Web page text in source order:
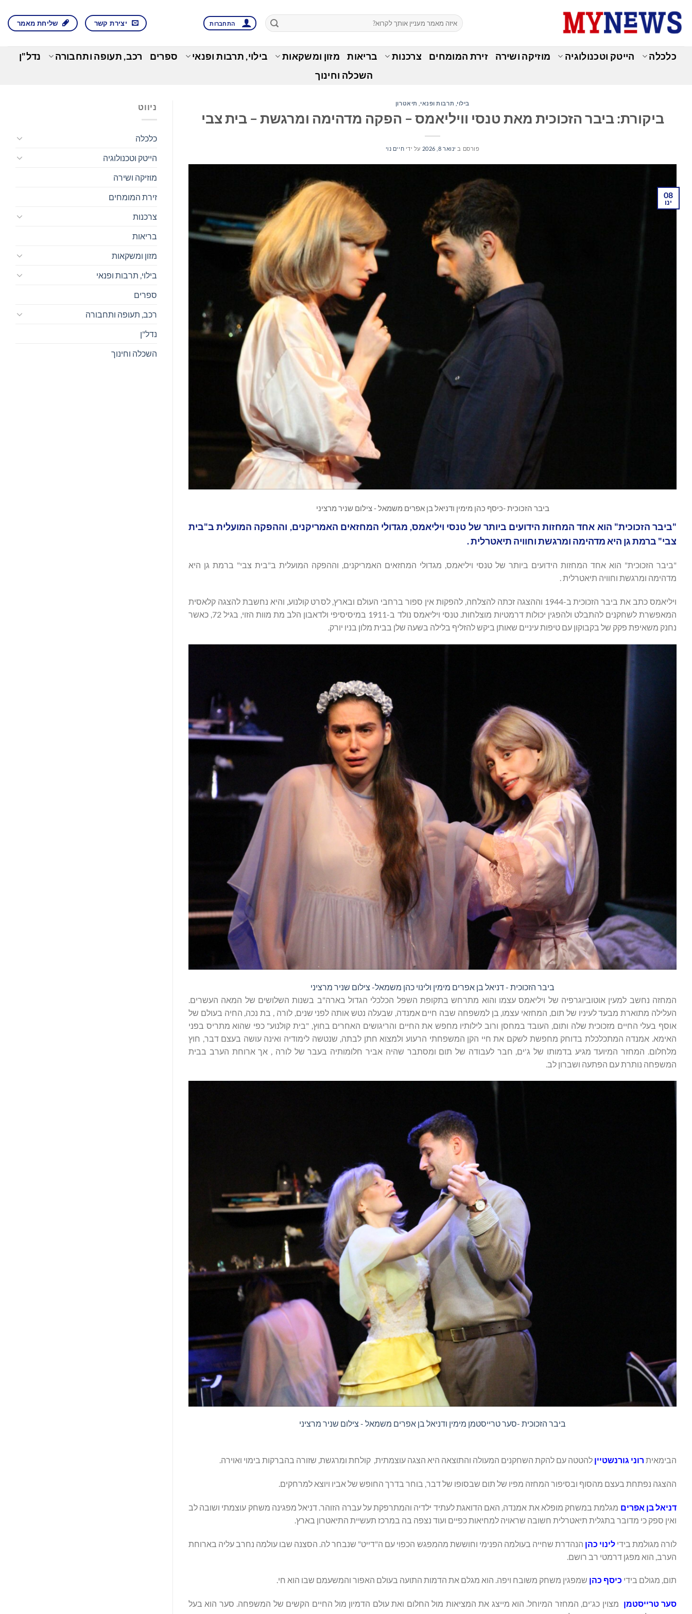
content
התחברות יצירת קשר שליחת מאמר
כלכלה הייטק וטכנולוגיה מוזיקה ושירה זירת המומחים צרכנות בריאות מזון ומשקאות בילוי, תרבות ופנאי ספרים רכב, תעופה ותחבורה
נדל"ן
השכלה וחינוך
בילוי, תרבות ופנאי תיאטרון
ביקורת: ביבר הזכוכית מאת טנסי וויליאמס – הפקה מדהימה ומרגשת – בית צבי
פורסם ב ינואר 8, 2026 על ידי חיים נוי
08
ינו
ביבר הזכוכית -כיסף כהן מימין ודניאל בן אפרים משמאל - צילום שניר מרציני
"ביבר הזכוכית" הוא אחד המחזות הידועים ביותר של טנסי ויליאמס, מגדולי המחזאים האמריקנים, וההפקה המועלית ב"בית
צבי" ברמת גן היא מדהימה ומרגשת וחוויה תיאטרלית .
"ביבר הזכוכית" הוא אחד המחזות הידועים ביותר של טנסי ויליאמס, מגדולי המחזאים האמריקנים, וההפקה המועלית ב"בית צבי" ברמת גן היא
מדהימה ומרגשת וחוויה תיאטרלית .
ויליאמס כתב את ביבר הזכוכית ב-1944 וההצגה זכתה להצלחה, להפקות אין ספור ברחבי העולם ובארץ, לסרט קולנוע, והיא נחשבת להצגה קלאסית
המאפשרת לשחקנים להתבלט ולהפגין יכולות דרמטיות מוצלחות. טנסי ויליאמס נולד ב-1911 במיסיסיפי ולדאבון הלב מת מוות הזוי, בגיל 72, כאשר
נחנק משאיפת פקק של בקבוקון עם טיפות עיניים שאותן ביקש להזליף בלילה בשעה שלן בבית מלון בניו יורק.
ביבר הזכוכית - דניאל בן אפרים מימין ולינוי כהן משמאל- צילום שניר מרציני
המחזה נחשב למעין אוטוביוגרפיה של ויליאמס עצמו והוא מתרחש בתקופת השפל הכלכלי הגדול בארה"ב בשנות השלושים של המאה העשרים.
העלילה מתוארת מבעד לעיניו של תום, המחזאי עצמו, בן למשפחה שבה חיים אמנדה, שבעלה נטש אותה לפני שנים, לורה , בת נכה, החיה בעולם של
אוסף בעלי החיים מזכוכית שלה ותום, העובד במחסן ורוב לילותיו מחפש את החיים והריגושים האחרים בחוץ, "בית קולנוע" כפי שהוא מתריס בפני
האימא. אמנדה המתכלכלת בדוחק מחפשת לשקם את חיי הקן המשפחתי הרעוע ולמצוא חתן לבתה, שנטשה לימודיה ואינה עושה בעצם דבר, חוץ
מלחלום. המחזר המיועד מגיע בדמותו של ג'ים, חבר לעבודה של תום ומסתבר שהיה אביר חלומותיה בעבר של לורה , אך ארוחת הערב בבית
המשפחה נותרת עם הפתעה ושברון לב.
ביבר הזכוכית -סער טרייסטמן מימין ודניאל בן אפרים משמאל - צילום שניר מרציני
הבימאית רוני גורנשטיין להטטה עם להקת השחקנים המעולה והתוצאה היא הצגה עוצמתית, קולחת ומרגשת, שזורה בהברקות בימוי ואוירה.
ההצגה נפתחת בעצם מהסוף ובסיפור המחזה מפיו של תום שבסופו של דבר, בוחר בדרך החופש של אביו ויוצא למרחקים.
דניאל בן אפרים מגלמת במשחק מופלא את אמנדה, האם הדואגת לעתיד ילדיה והמתרפקת על עברה הזוהר. דניאל מפגינה משחק עוצמתי ושובה לב
ואין ספק כי מדובר בתגלית תיאטרלית חשובה שראויה למחיאות כפיים ועוד נצפה בה במרכז תעשיית התיאטרון בארץ.
לורה מגולמת בידילינוי כהן הנהדרת שחייה בעולמה הפנימי וחוששת מהמפגש הכפוי עם ה"דייט" שנבחר לה. הסצנה שבו עולמה נחרב עליה בארוחת
הערב, הוא מפגן דרמטי רב רושם.
תום, מגולם בידי כיסף כהן שמפגין משחק משובח ויפה. הוא מגלם את הדמות התועה בעולם האפור והמשעמם שבו הוא חי.
סער טרייסטמן מצוין כג'ים, המחזר המיוחל. הוא מייצג את המציאות מול החלום ואת עולם הדמיון מול החיים הקשים של המשפחה. סער הוא בעל
ניווט
כלכלה
הייטק וטכנולוגיה
מוזיקה ושירה
זירת המומחים
צרכנות
בריאות
מזון ומשקאות
בילוי, תרבות ופנאי
ספרים
רכב, תעופה ותחבורה
נדל"ן
השכלה וחינוך